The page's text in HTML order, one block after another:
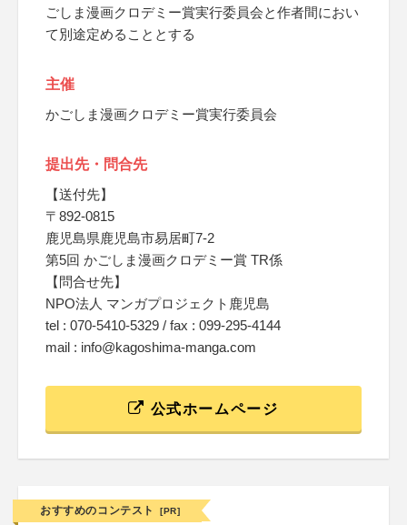
ごしま漫画クロデミー賞実行委員会と作者間におい
て別途定めることとする
主催
かごしま漫画クロデミー賞実行委員会
提出先・問合先
【送付先】
〒892-0815
鹿児島県鹿児島市易居町7-2
第5回 かごしま漫画クロデミー賞 TR係
【問合せ先】
NPO法人 マンガプロジェクト鹿児島
tel : 070-5410-5329 / fax : 099-295-4144
mail : info@kagoshima-manga.com
公式ホームページ
おすすめのコンテスト [PR]